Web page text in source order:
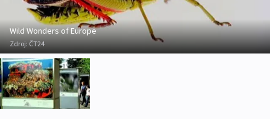
Wild Wonders of Europe
Zdroj:ČT24